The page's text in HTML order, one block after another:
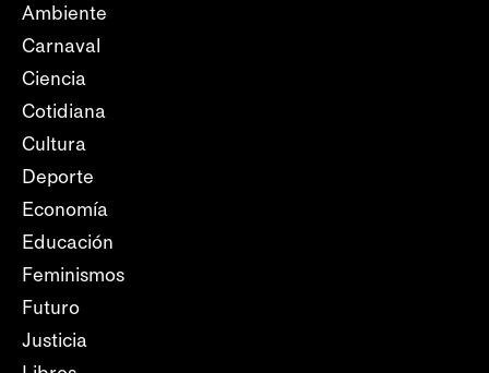
Ambiente
Carnaval
Ciencia
Cotidiana
Cultura
Deporte
Economía
Educación
Feminismos
Futuro
Justicia